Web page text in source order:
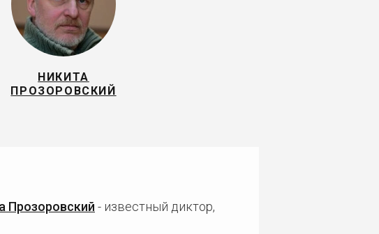
НИКИТА
ПРОЗОРОВСКИЙ
Прозоровский - известный диктор,